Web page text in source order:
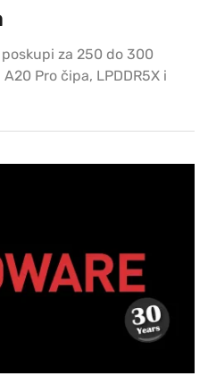
za 250 do 300
Pro čipa, LPDDR5X i